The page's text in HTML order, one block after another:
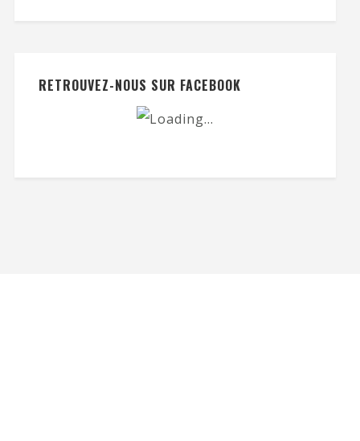
RETROUVEZ-NOUS SUR FACEBOOK